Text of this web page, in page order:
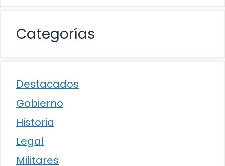
Categorías
Destacados
Gobierno
Historia
Legal
Militares